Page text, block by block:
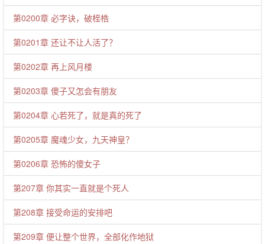
第0200章 必字诀，破桎梏
第0201章 还让不让人活了？
第0202章 再上风月楼
第0203章 傻子又怎会有朋友
第0204章 心若死了，就是真的死了
第0205章 魔魂少女，九天神皇？
第0206章 恐怖的傻女子
第207章 你其实一直就是个死人
第208章 接受命运的安排吧
第209章 便让整个世界，全部化作地狱